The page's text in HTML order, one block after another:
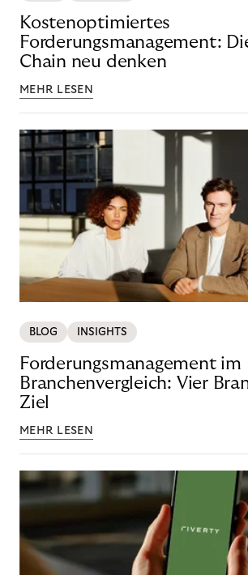
Kostenoptimiertes
Forderungsmanagement:
Chain neu denken
MEHR LESEN
BLOG INSIGHTS
Forderungsmanagement im
Branchenvergleich: Vier
Ziel
MEHR LESEN